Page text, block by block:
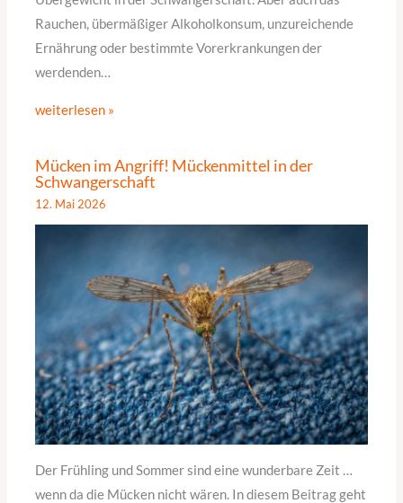
Rauchen, übermäßiger Alkoholkonsum, unzureichende
Ernährung oder bestimmte Vorerkrankungen der
werdenden…
weiterlesen »
Mücken im Angriff! Mückenmittel in der
Schwangerschaft
12. Mai 2026
Der Frühling und Sommer sind eine wunderbare Zeit …
wenn da die Mücken nicht wären. In diesem Beitrag geht